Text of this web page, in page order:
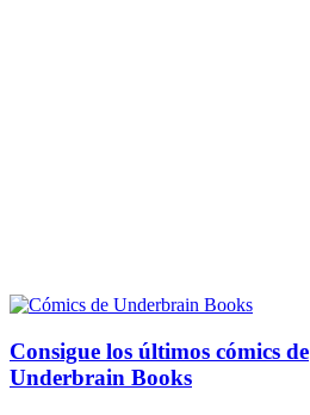
Consigue los últimos cómics de
Underbrain Books